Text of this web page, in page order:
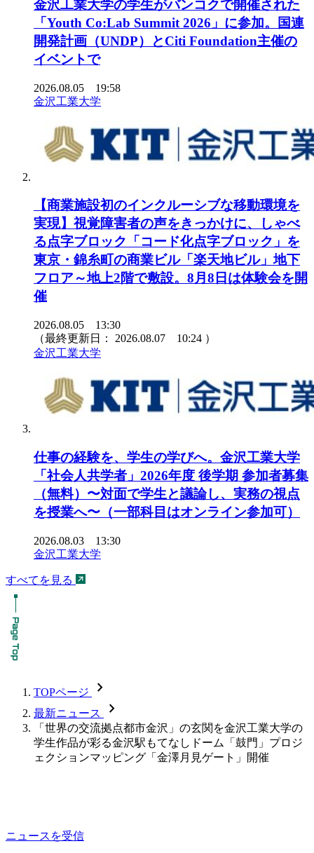
金沢工業大学の学生がバンコクで開催された
「Youth Co:Lab Summit 2026」に参加。国連
開発計画（UNDP）とCiti Foundation主催の
イベントで
2026.08.05 19:58
金沢工業大学
【商業施設初のインクルーシブな移動環境を
実現】視覚障害者の声をきっかけに、しゃべ
る点字ブロック「コード化点字ブロック」を
東京・錦糸町の商業ビル「楽天地ビル」地下
フロア～地上2階で敷設。8月8日は体験会を開
催
2026.08.05 13:30
（最終更新日： 2026.08.07 10:24 ）
金沢工業大学
仕事の経験を、学生の学びへ。金沢工業大学
「社会人共学者」2026年度 後学期 参加者募集
（無料）〜対面で学生と議論し、実務の視点
を授業へ〜（一部科目はオンライン参加可）
2026.08.03 13:30
金沢工業大学
すべてを見る
TOPページ chevron_forward
最新ニュース chevron_forward
「世界の交流拠点都市金沢」の玄関を金沢工業大学の
学生作品が彩る金沢駅もてなしドーム「鼓門」プロジ
ェクションマッピング「金澤月見ゲート」開催
ニュースを受信